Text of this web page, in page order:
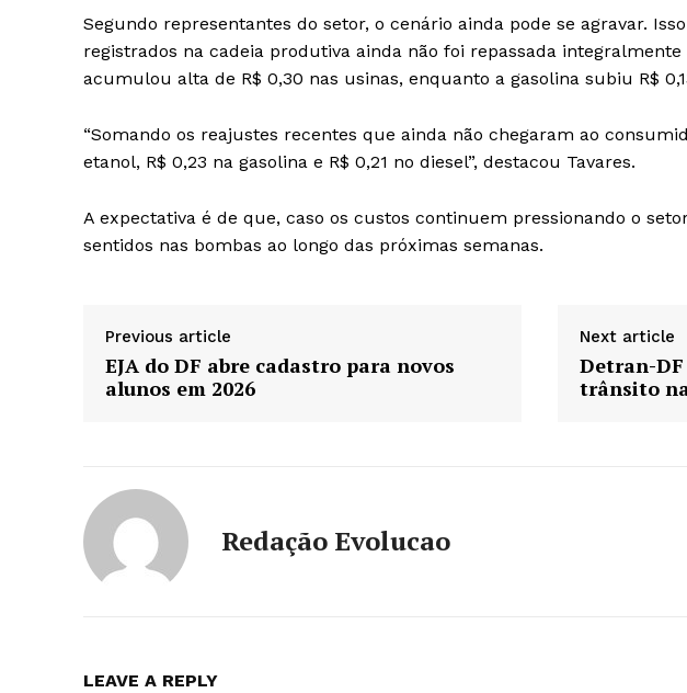
Segundo representantes do setor, o cenário ainda pode se agravar.
registrados na cadeia produtiva ainda não foi repassada
acumulou alta de R$ 0,30 nas usinas, enquanto a gasolina subiu R$
“Somando os reajustes recentes que ainda não chegaram ao
etanol, R$ 0,23 na gasolina e R$ 0,21 no diesel”, destacou Tavares.
A expectativa é de que, caso os custos continuem pressionando o
sentidos nas bombas ao longo das próximas semanas.
Previous article
EJA do DF abre cadastro para novos
alunos em 2026
Next article
Detran-
trânsito
Redação Evolucao
LEAVE A REPLY